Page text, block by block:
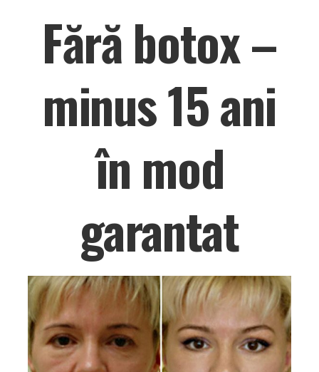
Fără botox –
minus 15 ani
în mod
garantat